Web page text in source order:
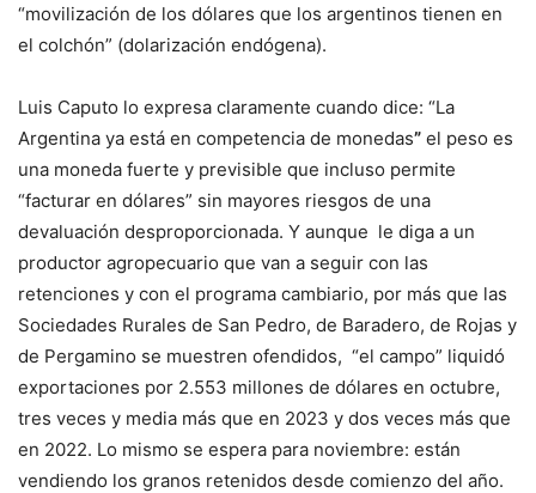
“movilización de los dólares que los argentinos tienen en
el colchón” (dolarización endógena).
Luis Caputo lo expresa claramente cuando dice: “La
Argentina ya está en competencia de monedas” el peso es
una moneda fuerte y previsible que incluso permite
“facturar en dólares” sin mayores riesgos de una
devaluación desproporcionada. Y aunque le diga a un
productor agropecuario que van a seguir con las
retenciones y con el programa cambiario, por más que las
Sociedades Rurales de San Pedro, de Baradero, de Rojas y
de Pergamino se muestren ofendidos, “el campo” liquidó
exportaciones por 2.553 millones de dólares en octubre,
tres veces y media más que en 2023 y dos veces más que
en 2022. Lo mismo se espera para noviembre: están
vendiendo los granos retenidos desde comienzo del año.